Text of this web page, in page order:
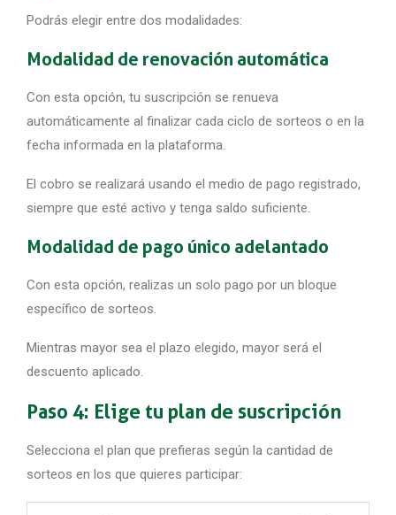
Podrás elegir entre dos modalidades:
Modalidad de renovación automática
Con esta opción, tu suscripción se renueva
automáticamente al finalizar cada ciclo de sorteos o en la
fecha informada en la plataforma.
El cobro se realizará usando el medio de pago registrado,
siempre que esté activo y tenga saldo suficiente.
Modalidad de pago único adelantado
Con esta opción, realizas un solo pago por un bloque
específico de sorteos.
Mientras mayor sea el plazo elegido, mayor será el
descuento aplicado.
Paso 4: Elige tu plan de suscripción
Selecciona el plan que prefieras según la cantidad de
sorteos en los que quieres participar: